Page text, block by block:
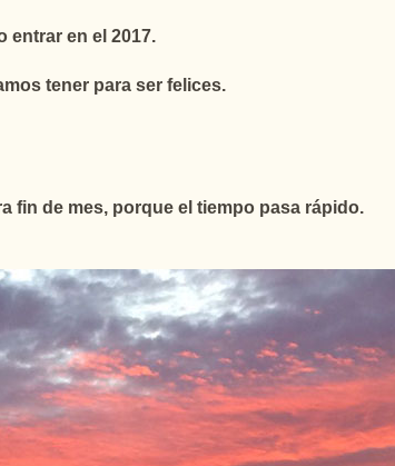
entrar en el 2017.
tener para ser felices.
fin de mes, porque el tiempo pasa rápido.